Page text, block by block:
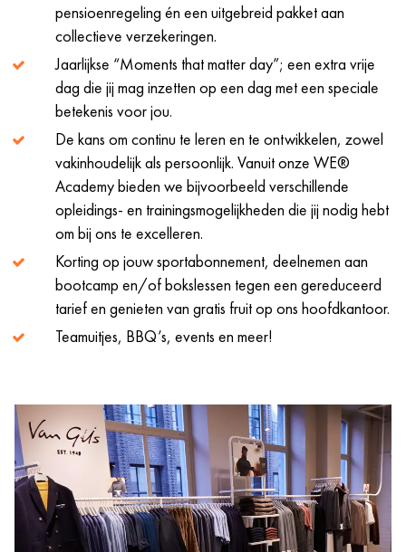
pensioenregeling én een uitgebreid pakket aan
collectieve verzekeringen.
Jaarlijkse “Moments that matter day”; een extra vrije
dag die jij mag inzetten op een dag met een speciale
betekenis voor jou.
De kans om continu te leren en te ontwikkelen, zowel
vakinhoudelijk als persoonlijk. Vanuit onze WE®
Academy bieden we bijvoorbeeld verschillende
opleidings- en trainingsmogelijkheden die jij nodig hebt
om bij ons te excelleren.
Korting op jouw sportabonnement, deelnemen aan
bootcamp en/of bokslessen tegen een gereduceerd
tarief en genieten van gratis fruit op ons hoofdkantoor.
Teamuitjes, BBQ’s, events en meer!